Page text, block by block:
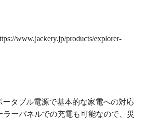
www.jackery.jp/products/explorer-
ータブル電源で基本的な家電への対応
ラーパネルでの充電も可能なので、災